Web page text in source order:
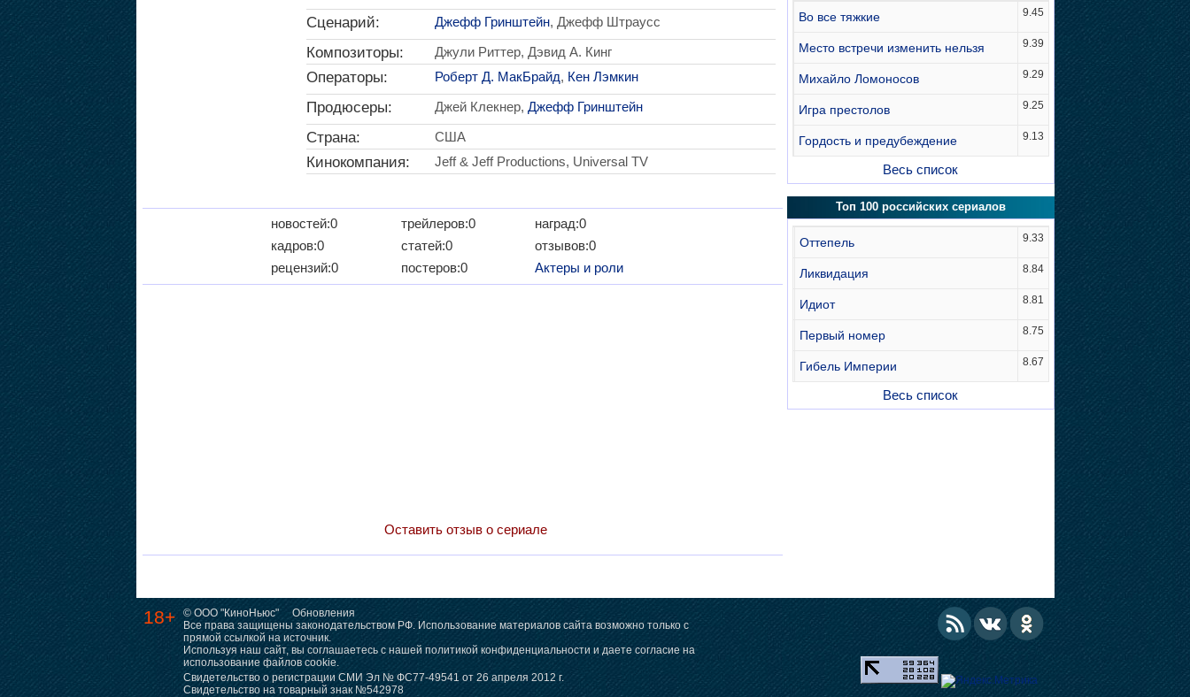
Сценарий: Джефф Гринштейн, Джефф Штраусс
Композиторы: Джули Риттер, Дэвид А. Кинг
Операторы: Роберт Д. МакБрайд, Кен Лэмкин
Продюсеры: Джей Клекнер, Джефф Гринштейн
Страна: США
Кинокомпания: Jeff & Jeff Productions, Universal TV
новостей:0
кадров:0
рецензий:0
трейлеров:0
статей:0
постеров:0
наград:0
отзывов:0
Актеры и роли
Оставить отзыв о сериале
Во все тяжкие 9.45
Место встречи изменить нельзя 9.39
Михайло Ломоносов 9.29
Игра престолов 9.25
Гордость и предубеждение 9.13
Весь список
Топ 100 российских сериалов
Оттепель 9.33
Ликвидация 8.84
Идиот 8.81
Первый номер 8.75
Гибель Империи 8.67
Весь список
18+ © ООО "КиноНьюс"
Обновления
Все права защищены законодательством РФ. Использование материалов сайта возможно только с
прямой ссылкой на источник.
Используя наш сайт, вы соглашаетесь с нашей политикой конфиденциальности и даете согласие на
использование файлов cookie.
Свидетельство о регистрации СМИ Эл № ФС77-49541 от 26 апреля 2012 г.
Свидетельство на товарный знак №542978